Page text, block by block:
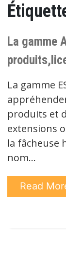
La gamme
La gamme
produits et
extensions
la fâcheuse
nom…
Read